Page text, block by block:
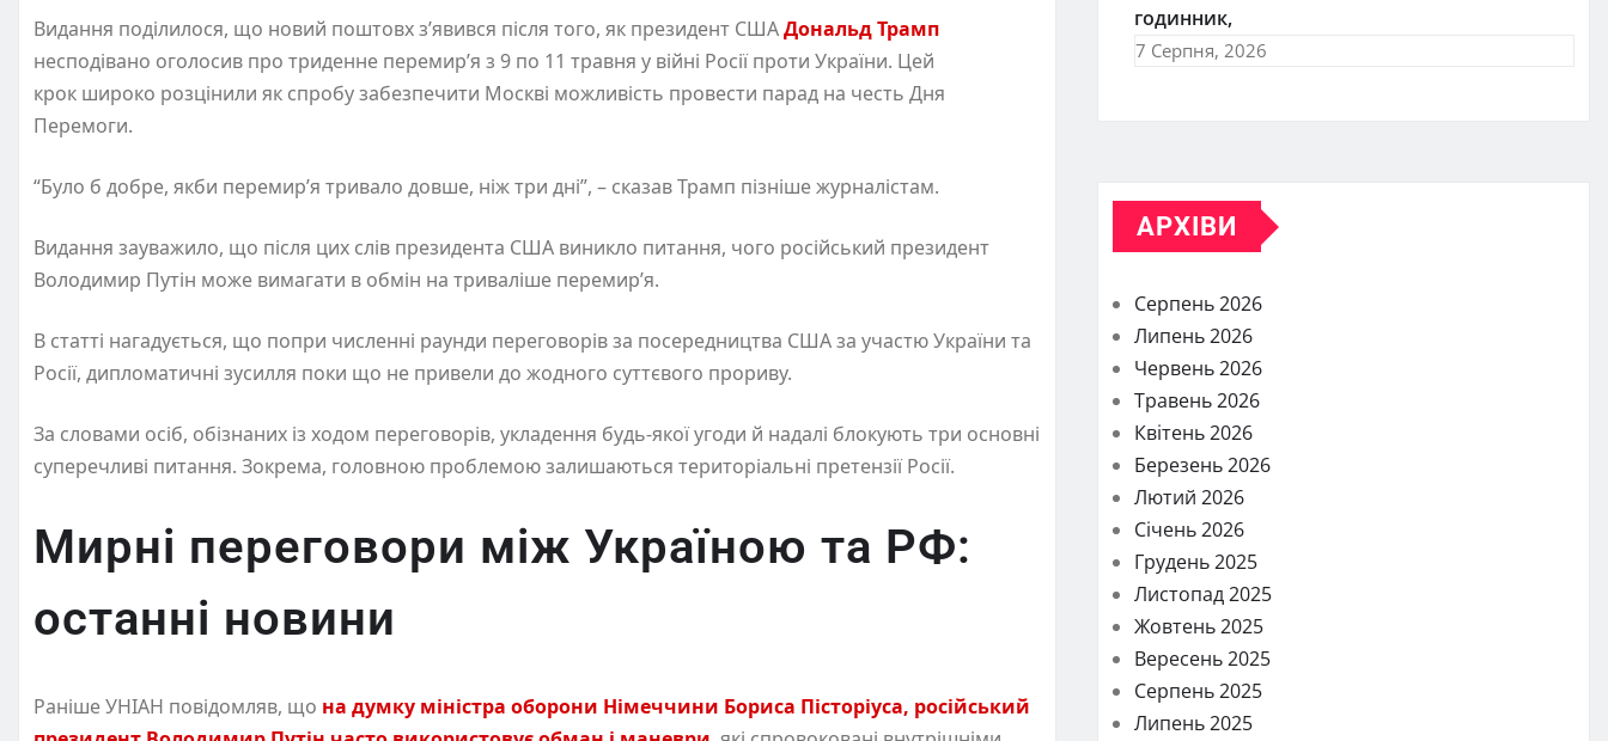
Видання поділилося, що новий поштовх з’явився після того, як президент СШАДональд Трамп
несподівано оголосив про триденне перемир’я з 9 по 11 травня у війні Росії проти України. Цей
крок широко розцінили як спробу забезпечити Москві можливість провести парад на честь Дня
Перемоги.
“Було б добре, якби перемир’я тривало довше, ніж три дні”, – сказав Трамп пізніше журналістам.
Видання зауважило, що після цих слів президента США виникло питання, чого російський президент
Володимир Путін може вимагати в обмін на триваліше перемир’я.
В статті нагадується, що попри численні раунди переговорів за посередництва США за участю України та
Росії, дипломатичні зусилля поки що не привели до жодного суттєвого прориву.
За словами осіб, обізнаних із ходом переговорів, укладення будь-якої угоди й надалі блокують три основні
суперечливі питання. Зокрема, головною проблемою залишаються територіальні претензії Росії.
Мирні переговори між Україною та РФ:
останні новини
Раніше УНІАН повідомляв, що на думку міністра оборони Німеччини Бориса Пісторіуса, російський
годинник,
7 Серпня, 2026
АРХІВИ
Серпень 2026
Липень 2026
Червень 2026
Травень 2026
Квітень 2026
Березень 2026
Лютий 2026
Січень 2026
Грудень 2025
Листопад 2025
Жовтень 2025
Вересень 2025
Серпень 2025
Липень 2025